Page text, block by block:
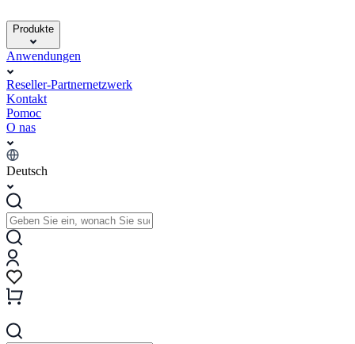
Produkte
Anwendungen
Reseller-Partnernetzwerk
Kontakt
Pomoc
O nas
Deutsch